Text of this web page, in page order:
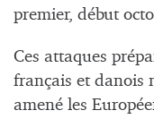
premier, début
Ces attaques
français et danois
amené les